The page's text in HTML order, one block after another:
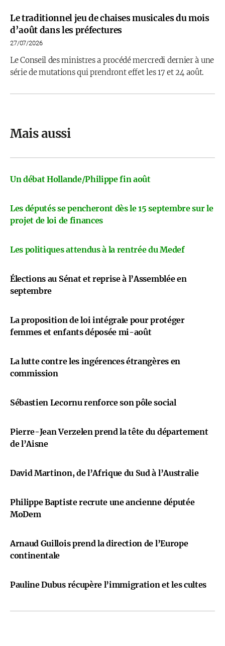
Le traditionnel jeu de chaises musicales du mois
d’août dans les préfectures
27/07/2026
Le Conseil des ministres a procédé mercredi dernier à une
série de mutations qui prendront effet les 17 et 24 août.
Mais aussi
Un débat Hollande/Philippe fin août
Les députés se pencheront dès le 15 septembre sur le
projet de loi de finances
Les politiques attendus à la rentrée du Medef
Élections au Sénat et reprise à l’Assemblée en
septembre
La proposition de loi intégrale pour protéger
femmes et enfants déposée mi-août
La lutte contre les ingérences étrangères en
commission
Sébastien Lecornu renforce son pôle social
Pierre-Jean Verzelen prend la tête du département
de l’Aisne
David Martinon, de l’Afrique du Sud à l’Australie
Philippe Baptiste recrute une ancienne députée
MoDem
Arnaud Guillois prend la direction de l’Europe
continentale
Pauline Dubus récupère l’immigration et les cultes